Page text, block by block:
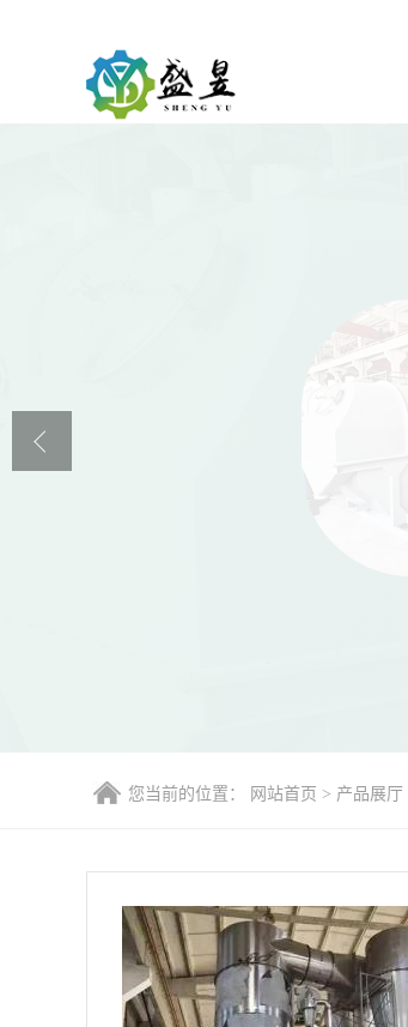
公司首页
在线留言
您当前的位置： 网站首页 > 产品展厅